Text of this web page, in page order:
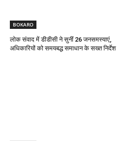
BOKARO
लोक संवाद में डीडीसी ने सुनीं 26 जनसमस्याएं,
अधिकारियों को समयबद्ध समाधान के सख्त निर्देश